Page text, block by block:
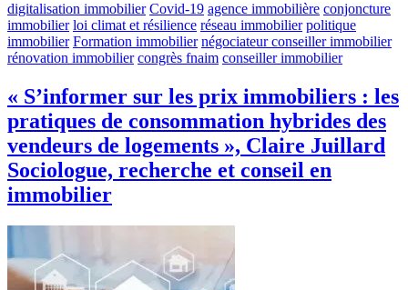
digitalisation immobilier Covid-19 agence immobilière conjoncture
immobilier loi climat et résilience réseau immobilier politique
immobilier Formation immobilier négociateur conseiller immobilier
rénovation immobilier congrès fnaim conseiller immobilier
« S’informer sur les prix immobiliers : les
pratiques de consommation hybrides des
vendeurs de logements », Claire Juillard
Sociologue, recherche et conseil en
immobilier